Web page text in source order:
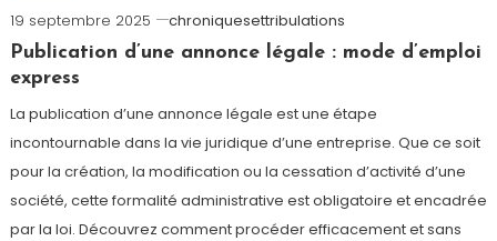
19 septembre 2025
chroniquesettribulations
Publication d’une annonce légale : mode d’emploi
express
La publication d’une annonce légale est une étape
incontournable dans la vie juridique d’une entreprise. Que ce soit
pour la création, la modification ou la cessation d’activité d’une
société, cette formalité administrative est obligatoire et encadrée
par la loi. Découvrez comment procéder efficacement et sans